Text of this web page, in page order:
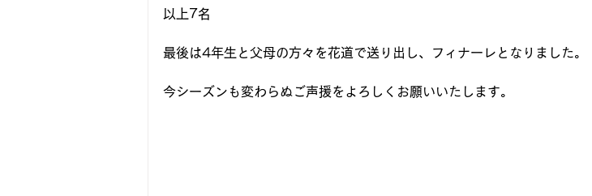
以上7名
最後は4年生と父母の方々を花道で送り出し、フィナーレとなりました。
今シーズンも変わらぬご声援をよろしくお願いいたします。